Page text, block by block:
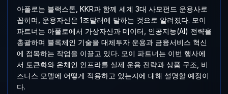
아폴로는 블랙스톤, KKR과 함께 세계 3대 사모펀드 운용사로
꼽히며, 운용자산은 1조달러에 달하는 것으로 알려졌다. 모이
파트너는 아폴로에서 가상자산과 데이터, 인공지능(AI) 전략을
총괄하며 블록체인 기술을 대체투자 운용과 금융서비스 혁신
에 접목하는 작업을 이끌고 있다. 모이 파트너는 이번 행사에
서 토큰화와 온체인 인프라를 실제 운용 전략과 상품 구조, 비
즈니스 모델에 어떻게 적용하고 있는지에 대해 설명할 예정이
다.